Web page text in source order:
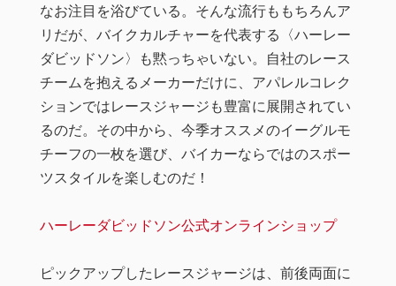
なお注目を浴びている。そんな流行ももちろんア
リだが、バイクカルチャーを代表する〈ハーレー
ダビッドソン〉も黙っちゃいない。自社のレース
チームを抱えるメーカーだけに、アパレルコレク
ションではレースジャージも豊富に展開されてい
るのだ。その中から、今季オススメのイーグルモ
チーフの一枚を選び、バイカーならではのスポー
ツスタイルを楽しむのだ！
ハーレーダビッドソン公式オンラインショップ
ピックアップしたレースジャージは、前後両面に